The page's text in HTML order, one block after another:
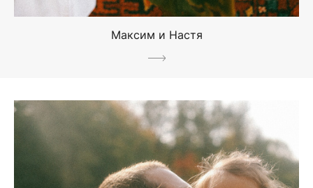
Максим и Настя